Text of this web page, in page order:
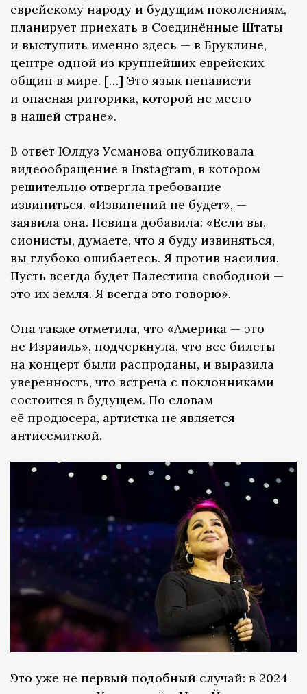
еврейскому народу и будущим поколениям,
планирует приехать в Соединённые Штаты
и выступить именно здесь — в Бруклине,
центре одной из крупнейших еврейских
общин в мире. […] Это язык ненависти
и опасная риторика, которой не место
в нашей стране».
В ответ Юлдуз Усманова опубликовала
видеообращение в Instagram, в котором
решительно отвергла требование
извиниться. «Извинений не будет», —
заявила она. Певица добавила: «Если вы,
сионисты, думаете, что я буду извиняться,
вы глубоко ошибаетесь. Я против насилия.
Пусть всегда будет Палестина свободной —
это их земля. Я всегда это говорю».
Она также отметила, что «Америка — это
не Израиль», подчеркнула, что все билеты
на концерт были распроданы, и выразила
уверенность, что встреча с поклонниками
состоится в будущем. По словам
её продюсера, артистка не является
антисемиткой.
Это уже не первый подобный случай: в 2024